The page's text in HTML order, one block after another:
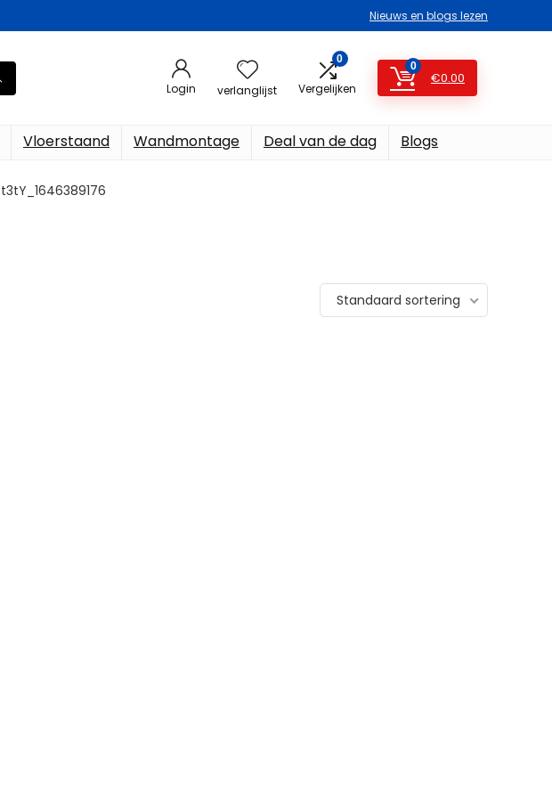
Nieuws en blogs lezen
Login verlanglijst
0
Vergelijken
0
€0.00
Vloerstaand Wandmontage Deal van de dag Blogs
‎t3tY_1646389176
Standaard sortering